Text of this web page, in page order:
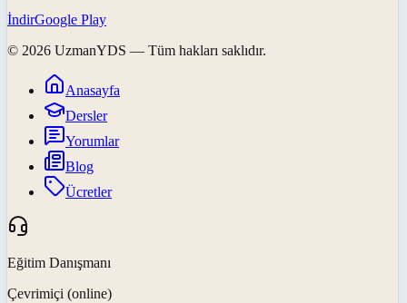
İndirGoogle Play
© 2026 UzmanYDS — Tüm hakları saklıdır.
Anasayfa
Dersler
Yorumlar
Blog
Ücretler
Eğitim Danışmanı
Çevrimiçi (online)